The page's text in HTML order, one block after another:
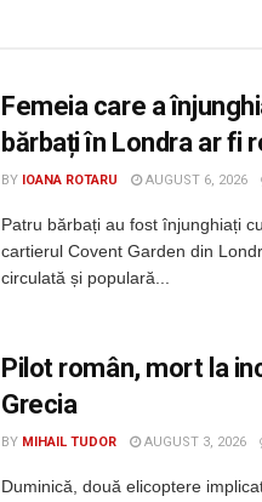
Femeia care a
bărbați în Londra ar fi
BY IOANA ROTARU AUGUST 6, 2026
Patru bărbați au fost înjunghiați
cartierul Covent Garden din
circulată și populară...
Pilot român, mort la
Grecia
BY MIHAIL TUDOR AUGUST 3, 2026
Duminică, două elicoptere